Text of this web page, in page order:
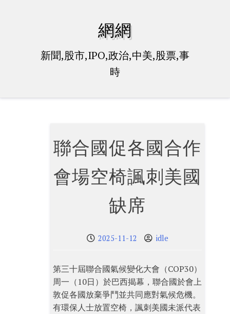
網網
新聞,股市,IPO,政治,中美,股票,事
時
聯合國促各國合作
會場空椅諷刺美國
缺席
2025-11-12 idle
第三十屆聯合國氣候變化大會（COP30）
周一（10日）於巴西揭幕，聯合國於會上
敦促各國放棄爭鬥並共同應對氣候危機。
有環保人士放置空椅，諷刺美國未派代表